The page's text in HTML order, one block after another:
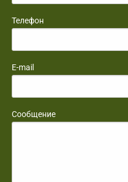
Телефон
E-mail
Сообщение